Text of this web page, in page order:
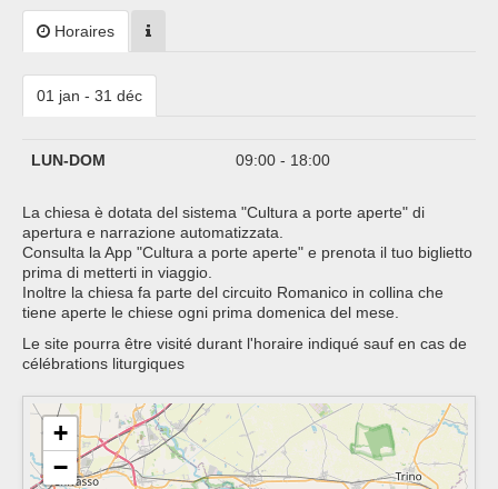
Horaires
01 jan - 31 déc
LUN-DOM 09:00 - 18:00
La chiesa è dotata del sistema "Cultura a porte aperte" di
apertura e narrazione automatizzata.
Consulta la App "Cultura a porte aperte" e prenota il tuo biglietto
prima di metterti in viaggio.
Inoltre la chiesa fa parte del circuito Romanico in collina che
tiene aperte le chiese ogni prima domenica del mese.
Le site pourra être visité durant l'horaire indiqué sauf en cas de
célébrations liturgiques
+
−